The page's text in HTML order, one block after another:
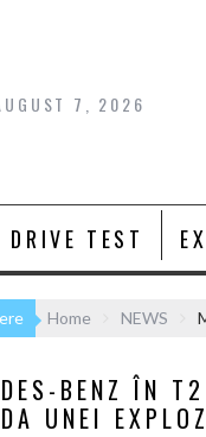
7, 2026
DRIVE TEST
Home NEWS
BENZ ÎN
UNEI